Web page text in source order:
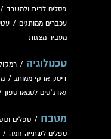
פסלים לבית ולמשרד /
עכברים ממותגים /
מעביר מצגות
טכנולוגיה /
דיסק או קי ממותג /
גאדג'טים לסמארטפון
מטבח / ספלים
ספלים לשתייה חמה /